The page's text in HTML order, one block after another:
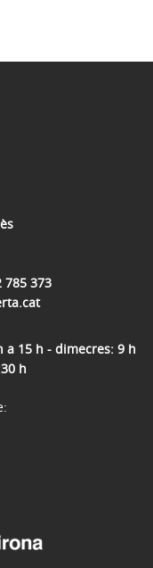
785 373
15 h - dimecres: 9 h
h